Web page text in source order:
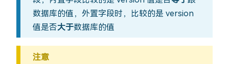
数据库的值，外置字段时，比较的是 version
值是否大于数据库的值
注意